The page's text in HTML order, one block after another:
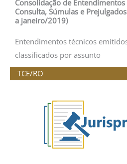
Consolidação de
Consulta, Súmulas e
a janeiro/2019)
Entendimentos técnicos
classificados por assunto
TCE/RO